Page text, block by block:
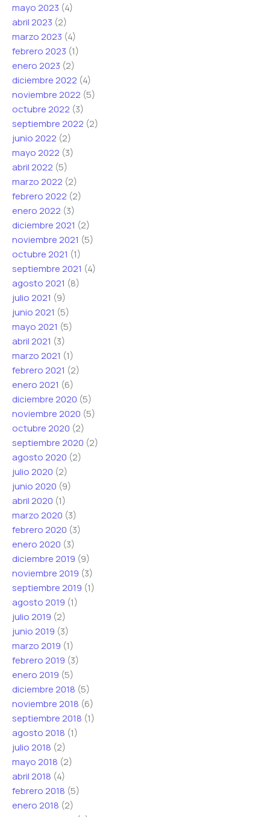
mayo 2023 (4)
abril 2023 (2)
marzo 2023 (4)
febrero 2023 (1)
enero 2023 (2)
diciembre 2022 (4)
noviembre 2022 (5)
octubre 2022 (3)
septiembre 2022 (2)
junio 2022 (2)
mayo 2022 (3)
abril 2022 (5)
marzo 2022 (2)
febrero 2022 (2)
enero 2022 (3)
diciembre 2021 (2)
noviembre 2021 (5)
octubre 2021 (1)
septiembre 2021 (4)
agosto 2021 (8)
julio 2021 (9)
junio 2021 (5)
mayo 2021 (5)
abril 2021 (3)
marzo 2021 (1)
febrero 2021 (2)
enero 2021 (6)
diciembre 2020 (5)
noviembre 2020 (5)
octubre 2020 (2)
septiembre 2020 (2)
agosto 2020 (2)
julio 2020 (2)
junio 2020 (9)
abril 2020 (1)
marzo 2020 (3)
febrero 2020 (3)
enero 2020 (3)
diciembre 2019 (9)
noviembre 2019 (3)
septiembre 2019 (1)
agosto 2019 (1)
julio 2019 (2)
junio 2019 (3)
marzo 2019 (1)
febrero 2019 (3)
enero 2019 (5)
diciembre 2018 (5)
noviembre 2018 (6)
septiembre 2018 (1)
agosto 2018 (1)
julio 2018 (2)
mayo 2018 (2)
abril 2018 (4)
febrero 2018 (5)
enero 2018 (2)